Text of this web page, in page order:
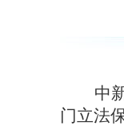
中
门立法